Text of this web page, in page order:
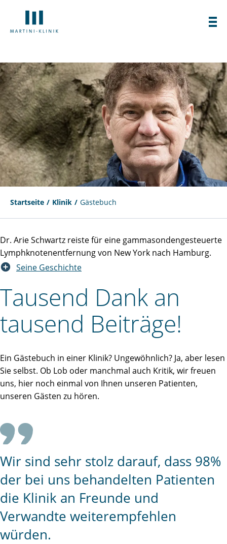
Startseite Klinik Gästebuch
Dr. Arie Schwartz reiste für eine gammasondengesteuerte
Lymphknotenentfernung von New York nach Hamburg.
Seine Geschichte
Tausend Dank an
tausend Beiträge!
Ein Gästebuch in einer Klinik? Ungewöhnlich? Ja, aber lesen
Sie selbst. Ob Lob oder manchmal auch Kritik, wir freuen
uns, hier noch einmal von Ihnen unseren Patienten,
unseren Gästen zu hören.
Wir sind sehr stolz darauf, dass 98%
der bei uns behandelten Patienten
die Klinik an Freunde und
Verwandte weiterempfehlen
würden.